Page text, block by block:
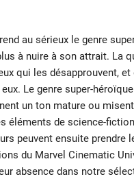
au sérieux le genre
à nuire à son attrait. La
qui les désapprouvent,
Le genre super-
un ton mature ou
éléments de science-
peuvent ensuite prendre
du Marvel Cinematic
absence dans notre